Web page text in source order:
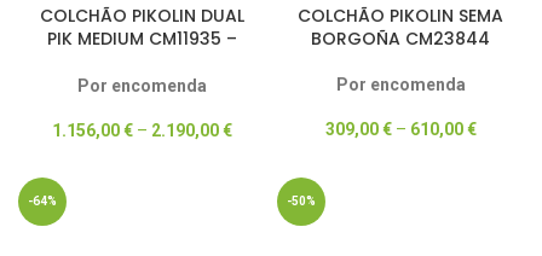
COLCHÃO PIKOLIN DUAL
PIK MEDIUM CM11935 –
Por encomenda
1.156,00€– 2.190,00€
COLCHÃO PIKOLIN SEMA
BORGOÑA CM23844
Por encomenda
309,00€– 610,00€
-64% -50%